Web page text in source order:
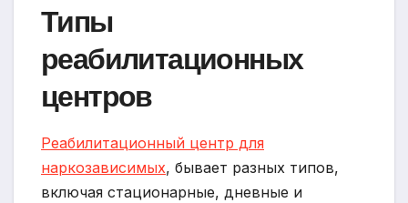
Типы
реабилитационных
центров
Реабилитационный центр для
наркозависимых, бывает разных типов,
включая стационарные, дневные и